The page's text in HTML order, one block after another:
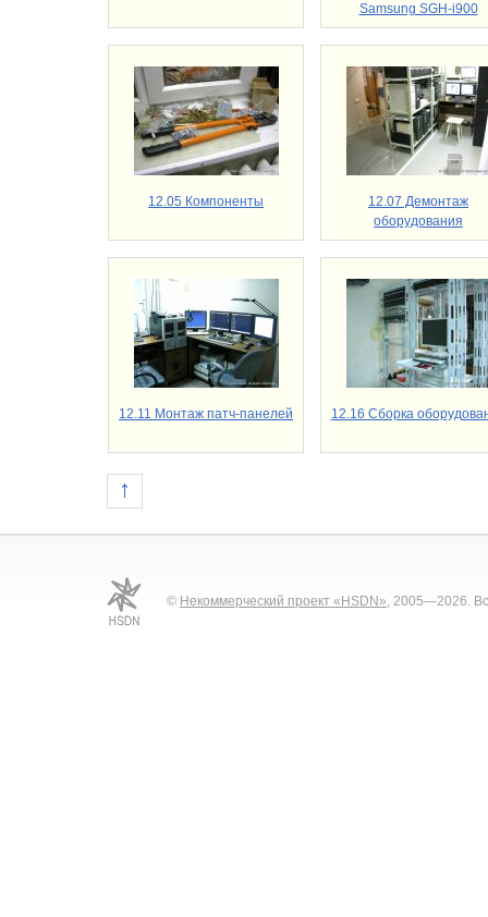
Samsung SGH-i900
12.05 Компоненты
12.07 Демонтаж
оборудования
12.11 Монтаж патч-панелей 12.16 Сборка
↑
© Некоммерческий проект «HSDN» , 2005—2026.